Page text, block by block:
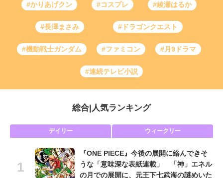
#かりあげクン #コスプレ #綾瀬はるか
#長澤まさみ #ドラゴンクエスト
#機動戦士ガンダム #ファミコン #月9ドラマ
#連続テレビ小説
総合 人気ランキング
デイリー ウィークリー
『ONE PIECE』今後の展開に絡んできそ
うな「意味深な表紙連載」 「神」エネル
の月での展開に、元王下七武海の謎めいた